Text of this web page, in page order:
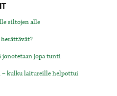
siltojen alle
jonotetaan jopa tunti
– kulku laitureille helpottui